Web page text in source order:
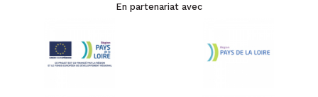
En partenariat avec